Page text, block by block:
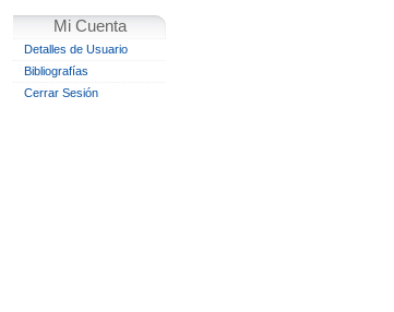
Mi Cuenta
Detalles de Usuario
Bibliografías
Cerrar Sesión